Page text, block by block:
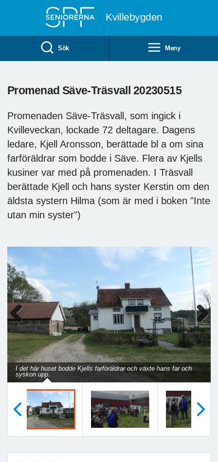
Kvillebygden
Sök Meny
Promenad Säve-Träsvall 20230515
Promenaden Säve-Träsvall, som ingick i
Kvilleveckan, lockade 72 deltagare. Dagens
ledare, Kjell Aronsson, berättade bl a om sina
farföräldrar som bodde i Säve. Flera av Kjells
kusiner var med på promenaden. I Träsvall
berättade Kjell och hans syster Kerstin om den
äldsta systern Hilma (som är med i boken "Inte
utan min syster")
I det här huset bodde Kjells farföräldrar och växte hans far och
syskon upp.
Previous Next